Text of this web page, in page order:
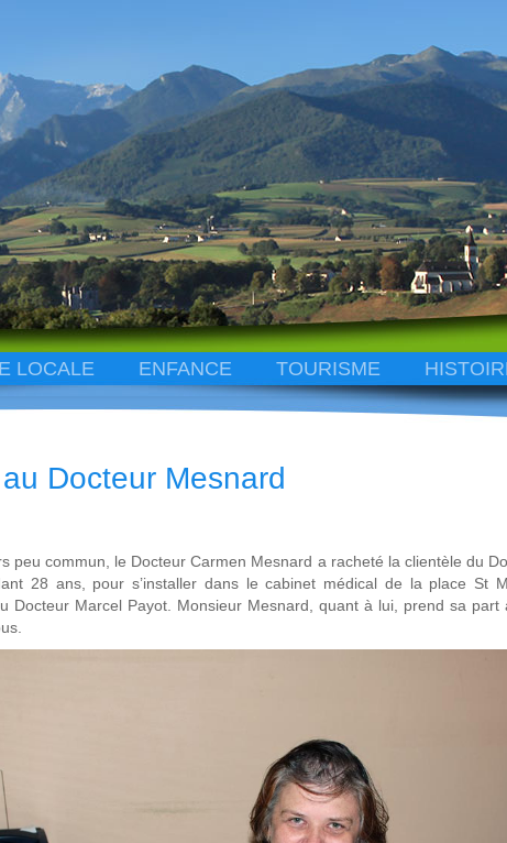
LOCALE ENFANCE TOURISME
Docteur Mesnard
peu commun, le Docteur Carmen Mesnard a racheté la clientèle du
28 ans, pour s’installer dans le cabinet médical de la place St
Docteur Marcel Payot. Monsieur Mesnard, quant à lui, prend sa part